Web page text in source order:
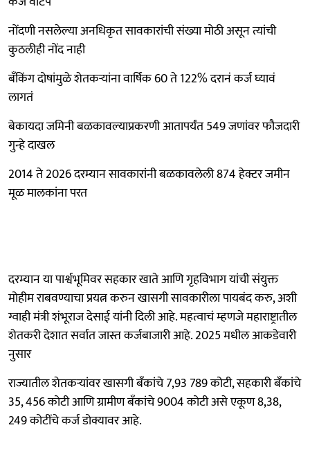
नोंदणी नसलेल्या अनधिकृत सावकारांची संख्या मोठी असून त्यांची
कुठलीही नोंद नाही
बँकिंग दोषांमुळे शेतकऱ्यांना वार्षिक 60 ते 122% दरानं कर्ज घ्यावं
लागतं
बेकायदा जमिनी बळकावल्याप्रकरणी आतापर्यंत 549 जणांवर फौजदारी
गुन्हे दाखल
2014 ते 2026 दरम्यान सावकारांनी बळकावलेली 874 हेक्टर जमीन
मूळ मालकांना परत
दरम्यान या पार्श्वभूमिवर सहकार खाते आणि गृहविभाग यांची संयुक्त
मोहीम राबवण्याचा प्रयत्न करुन खासगी सावकारीला पायबंद करु, अशी
ग्वाही मंत्री शंभूराज देसाई यांनी दिली आहे. महत्वाचं म्हणजे महाराष्ट्रातील
शेतकरी देशात सर्वात जास्त कर्जबाजारी आहे. 2025 मधील आकडेवारी
नुसार
राज्यातील शेतकऱ्यांवर खासगी बँकांचे 7,93 789 कोटी, सहकारी बँकांचे
35, 456 कोटी आणि ग्रामीण बँकांचे 9004 कोटी असे एकूण 8,38,
249 कोटींचे कर्ज डोक्यावर आहे.